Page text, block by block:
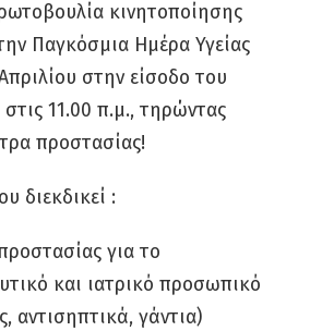
κινητοποίησης
Παγκόσμια Ημέρα Υγείας
στην είσοδο του
11.00 π.μ., τηρώντας
προστασίας!
διεκδικεί :
για το
και ιατρικό προσωπικό
αντισηπτικά, γάντια)